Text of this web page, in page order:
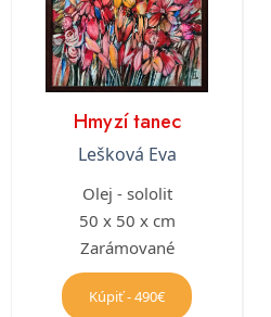
Hmyzí tanec
Lešková Eva
Olej - sololit
50 x 50 x cm
Zarámované
Kúpiť - 490€